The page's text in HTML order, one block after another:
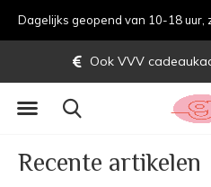
Ook VVV
Recente artikelen